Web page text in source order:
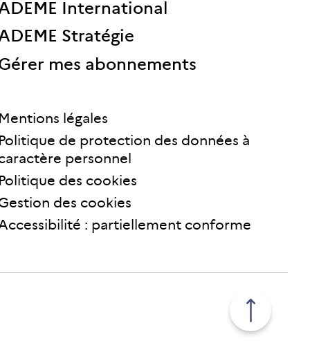
International
Stratégie
mes abonnements
Mentions légales
Politique de protection des données à
personnel
Politique des cookies
des cookies
: partiellement conforme
Retour
en